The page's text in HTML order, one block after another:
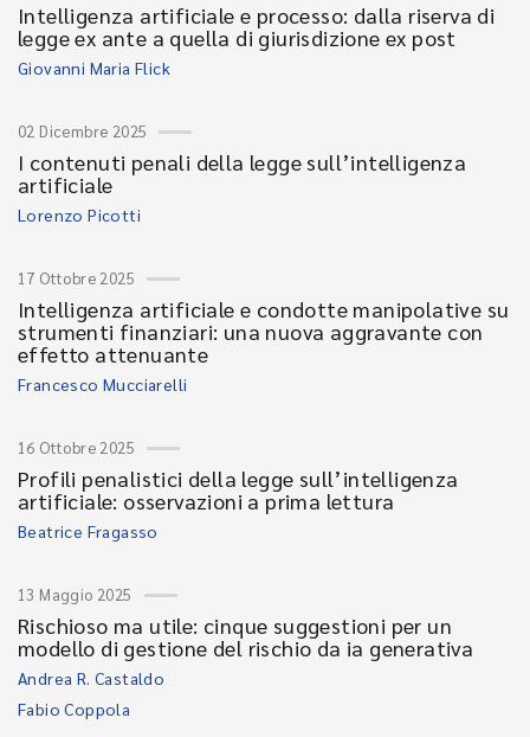
Intelligenza artificiale e processo: dalla riserva di
legge ex ante a quella di giurisdizione ex post
Giovanni Maria Flick
02 Dicembre 2025
I contenuti penali della legge sull’intelligenza
artificiale
Lorenzo Picotti
17 Ottobre 2025
Intelligenza artificiale e condotte manipolative su
strumenti finanziari: una nuova aggravante con
effetto attenuante
Francesco Mucciarelli
16 Ottobre 2025
Profili penalistici della legge sull’intelligenza
artificiale: osservazioni a prima lettura
Beatrice Fragasso
13 Maggio 2025
Rischioso ma utile: cinque suggestioni per un
modello di gestione del rischio da ia generativa
Andrea R. Castaldo
Fabio Coppola